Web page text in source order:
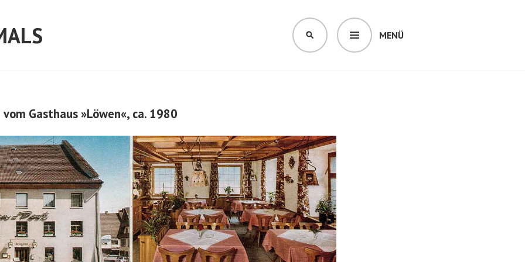
MENÜ
SUCHEN
Gasthaus »Löwen«, ca. 1980